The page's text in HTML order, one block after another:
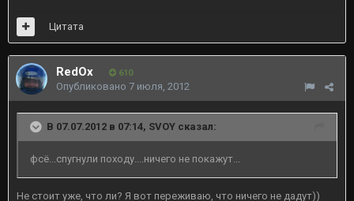
Цитата
RedOx 610
Опубликовано 7 июля, 2012
В 07.07.2012 в 07:14, SVOY сказал:
фсё...спугнули походу....ничего не покажут...
Не стоит уже, что ли? Я вот переживаю, что ничего не дадут))